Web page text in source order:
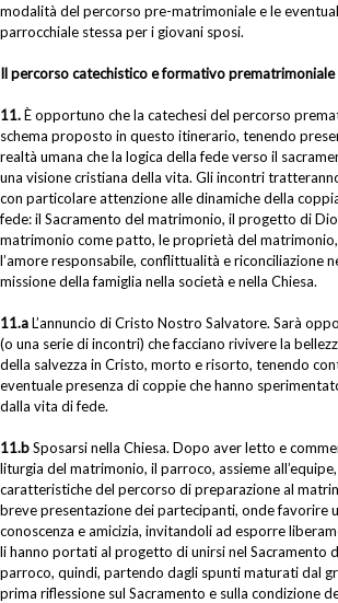
modalità del percorso pre-matrimoniale e le
parrocchiale stessa per i giovani sposi.
Il percorso catechistico e formativo prematrimoniale
11.È opportuno che la catechesi del percorso
schema proposto in questo itinerario, tenendo
realtà umana che la logica della fede verso il
una visione cristiana della vita. Gli incontri
con particolare attenzione alle dinamiche della
fede: il Sacramento del matrimonio, il progetto di Dio
matrimonio come patto, le proprietà del
l’amore responsabile, conflittualità e riconciliazione
missione della famiglia nella società e nella Chiesa.
11.aL’annuncio di Cristo Nostro Salvatore. Sarà
(o una serie di incontri) che facciano rivivere la
della salvezza in Cristo, morto e risorto, tenendo
eventuale presenza di coppie che hanno
dalla vita di fede.
11.bSposarsi nella Chiesa. Dopo aver letto e
liturgia del matrimonio, il parroco, assieme
caratteristiche del percorso di preparazione al
breve presentazione dei partecipanti, onde favorire
conoscenza e amicizia, invitandoli ad esporre
li hanno portati al progetto di unirsi nel Sacramento
parroco, quindi, partendo dagli spunti maturati dal
prima riflessione sul Sacramento e sulla condizione